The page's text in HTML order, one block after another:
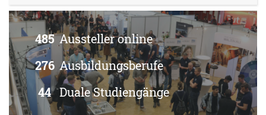
485Aussteller online
276 Ausbildungsberufe
44 Duale Studiengänge